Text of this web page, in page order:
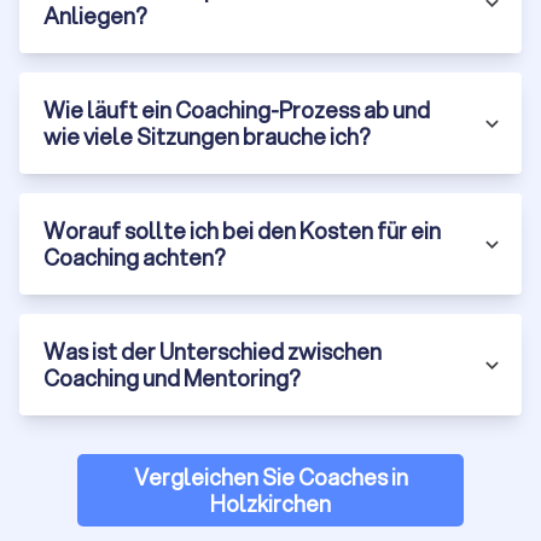
oder derEuropean Coaching Association (ECA)
regelmäßiger Supervisionundkontinuierlicher Weiterbildung.
Trustlocal bietet Ihnen eine sichere und zeitsparende Lösung:
Wir haben die Unternehmensregistrierung aller Anbieter auf
unserer Plattform geprüft und unseriöse oder nicht
erreichbare Coaches entfernt. Sie können gezielt nach
aus mehreren Quellen zugreifen und sich an unserer
Auswahl der besten Coaches
Qualität und echter Transparenz.
So finden Sie das passende Coaching in
Holzkirchen
Um das ideale Coaching für Ihre Bedürfnisse zu entdecken, ist
es entscheidend, Ihre Ziele und Erwartungen zu klären und
nach einem qualifizierten und erfahrenen Coach Ausschau zu
halten, der über die nötigen Fähigkeiten und Kompetenzen
Anliegen?
Wie läuft ein Coaching-Prozess ab und
wie viele Sitzungen brauche ich?
Worauf sollte ich bei den Kosten für ein
Coaching achten?
Was ist der Unterschied zwischen
Coaching und Mentoring?
Vergleichen Sie Coaches in
Holzkirchen